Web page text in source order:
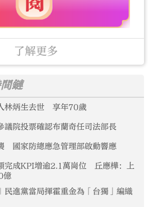
了解更多
鏈
林炳生去世 享年70歲
議院投票確認布蘭奇任司法部長
國家防總應急管理部啟動響應
完成KPI增逾2.1萬崗位 丘應樺：上
億
民進黨當局揮霍重金為「台獨」編織